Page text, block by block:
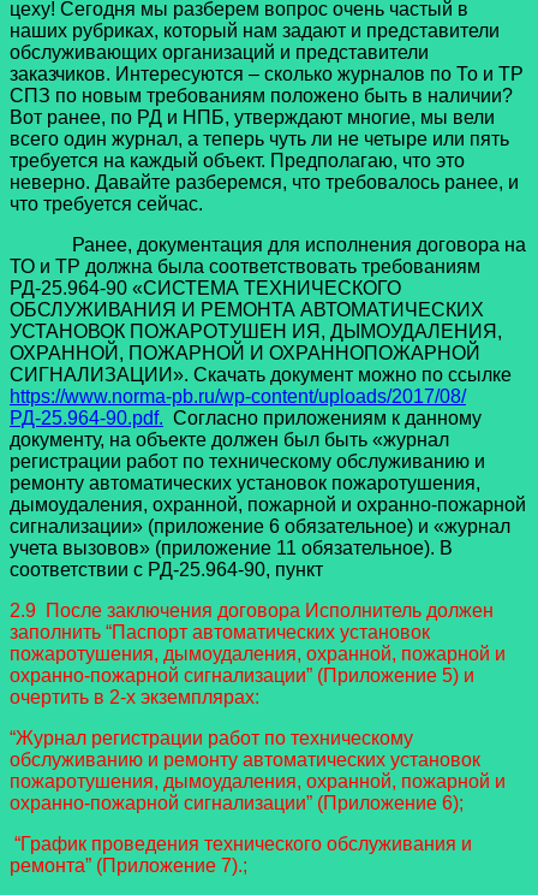
цеху! Сегодня мы разберем вопрос очень частый в
наших рубриках, который нам задают и представители
обслуживающих организаций и представители
заказчиков. Интересуются – сколько журналов по То и ТР
СПЗ по новым требованиям положено быть в наличии?
Вот ранее, по РД и НПБ, утверждают многие, мы вели
всего один журнал, а теперь чуть ли не четыре или пять
требуется на каждый объект. Предполагаю, что это
неверно. Давайте разберемся, что требовалось ранее, и
что требуется сейчас.
Ранее, документация для исполнения договора на
ТО и ТР должна была соответствовать требованиям
РД-25.964-90 «СИСТЕМА ТЕХНИЧЕСКОГО
ОБСЛУЖИВАНИЯ И РЕМОНТА АВТОМАТИЧЕСКИХ
УСТАНОВОК ПОЖАРОТУШЕН ИЯ, ДЫМОУДАЛЕНИЯ,
ОХРАННОЙ, ПОЖАРНОЙ И ОХРАННОПОЖАРНОЙ
СИГНАЛИЗАЦИИ». Скачать документ можно по ссылке
https://www.norma-pb.ru/wp-content/uploads/2017/08/
РД-25.964-90.pdf. Согласно приложениям к данному
документу, на объекте должен был быть «журнал
регистрации работ по техническому обслуживанию и
ремонту автоматических установок пожаротушения,
дымоудаления, охранной, пожарной и охранно-пожарной
сигнализации» (приложение 6 обязательное) и «журнал
учета вызовов» (приложение 11 обязательное). В
соответствии с РД-25.964-90, пункт
2.9 После заключения договора Исполнитель должен
заполнить “Паспорт автоматических установок
пожаротушения, дымоудаления, охранной, пожарной и
охранно-пожарной сигнализации” (Приложение 5) и
очертить в 2-х экземплярах:
“Журнал регистрации работ по техническому
обслуживанию и ремонту автоматических установок
пожаротушения, дымоудаления, охранной, пожарной и
охранно-пожарной сигнализации” (Приложение 6);
“График проведения технического обслуживания и
ремонта” (Приложение 7).;